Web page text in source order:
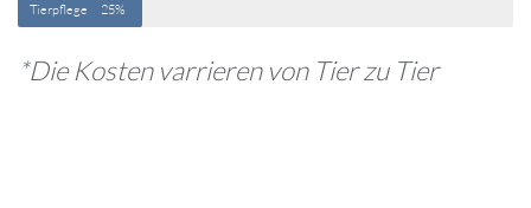
Tierpflege 25%
*Die Kosten varrieren von Tier zu Tier